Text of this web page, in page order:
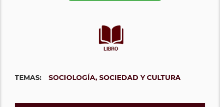
TEMAS: SOCIOLOGÍA, SOCIEDAD Y CULTURA